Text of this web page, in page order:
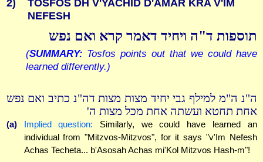
2)
TOSFOS DH V'YACHID D'AMAR KRA V'IM
NEFESH
תוספות ד"ה ויחיד דאמר קרא ואם נפש
(SUMMARY: Tosfos points out that we could have
learned differently.)
ה"נ ה"מ למילף גבי יחיד מצות מצות דה"נ כתיב ואם נפש
אחת תחטא ועשתה אחת מכל מצות ה'
(a) Implied question: Similarly, we could have learned an
individual from "Mitzvos-Mitzvos", for it says "v'Im Nefesh
Achas Techeta... b'Asosah Achas mi'Kol Mitzvos Hash-m"!